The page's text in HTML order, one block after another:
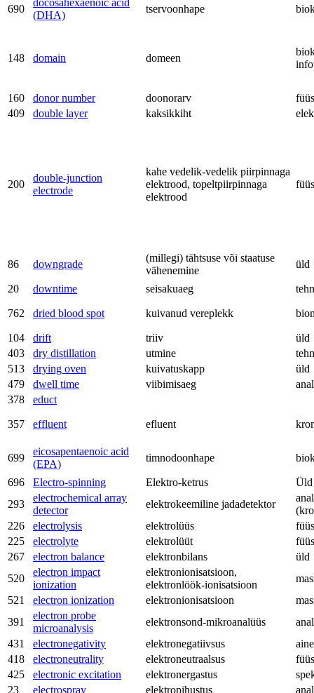
690
(DHA)
tservoonhape
148 domain domeen
160 donor number doonorarv
409
double layer kaksikkiht
200
double-junction
electrode
kahe vedelik-vedelik piirpinnaga
elektrood, topeltpiirpinnaga
elektrood
86 downgrade
(millegi) tähtsuse või staatuse
vähenemine
üld
20 downtime seisakuaeg
762 dried blood spot kuivanud vereplekk
104 drift triiv
üld
403
dry distillation utmine
513
drying oven kuivatuskapp
üld
479
dwell time viibimisaeg
378
educt
357 effluent efluent
699
eicosapentaenoic acid
(EPA)
timnodoonhape
696 Electro-spinning Elektro-ketrus
Üld
293
electrochemical array
detector
elektrokeemiline jadadetektor
226
electrolysis elektrolüüs
225
electrolyte elektrolüüt
267
electron balance elektronbilans
üld
520
electron impact
ionization
elektronionisatsioon,
elektronlöök-ionisatsioon
521
electron ionization elektronionisatsioon
391
electron probe
microanalysis
elektronsond-mikroanalüüs
431
electronegativity elektronegatiivsus
418
electroneutrality elektroneutraalsus
425
electronic excitation elektronergastus
23
electrospray elektropihustus